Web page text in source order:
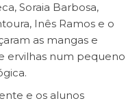
Soraia Barbosa,
Inês Ramos e o
as mangas e
ervilhas num pequeno
e os alunos